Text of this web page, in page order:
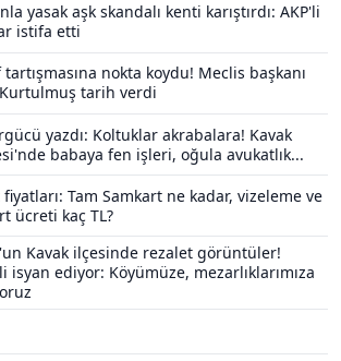
yasak aşk skandalı kenti karıştırdı: AKP'li
istifa etti
tartışmasına nokta koydu! Meclis başkanı
tarih verdi
yazdı: Koltuklar akrabalara! Kavak
babaya fen işleri, oğula avukatlık...
Tam Samkart ne kadar, vizeleme ve
ücreti kaç TL?
Kavak ilçesinde rezalet görüntüler!
isyan ediyor: Köyümüze, mezarlıklarımıza